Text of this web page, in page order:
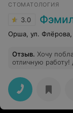
СТОМАТОЛОГИЯ
3.0
Орша, ул. Флёрова,
Отзыв. Хочу поблагодарить
отличную
общении очень
данного врача!